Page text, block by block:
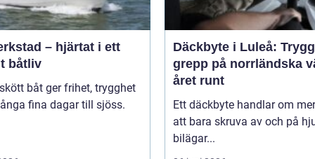
– hjärtat i ett
båtliv
båt ger frihet, trygghet
fina dagar till sjöss.
Däckbyte i Luleå:
grepp på norrländska
året runt
Ett däckbyte handlar om
att bara skruva av och på
bilägar...